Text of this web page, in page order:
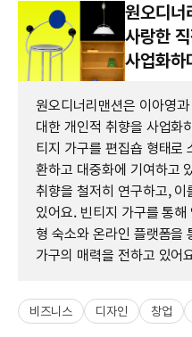
원오디너
사랑한
사업화하
원오디너리맨션은 이아영
대한 개인적 취향을 사업화
티지 가구를 편집숍 형태로
환하고 대중화에 기여하고
취향을 철저히 연구하고, 이
있어요. 빈티지 가구를 통
형 숙소와 온라인 플랫폼을
가구의 매력을 전하고 있어
비즈니스 디자인 창업